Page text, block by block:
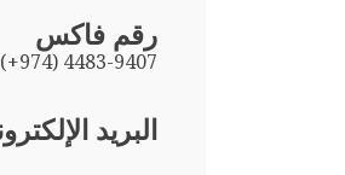
رقم فاكس
(+974) 4483-9407
البريد